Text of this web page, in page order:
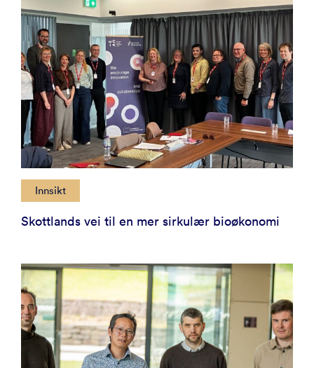
Innsikt
Skottlands vei til en mer sirkulær bioøkonomi